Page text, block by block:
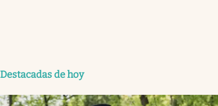
Destacadas de hoy